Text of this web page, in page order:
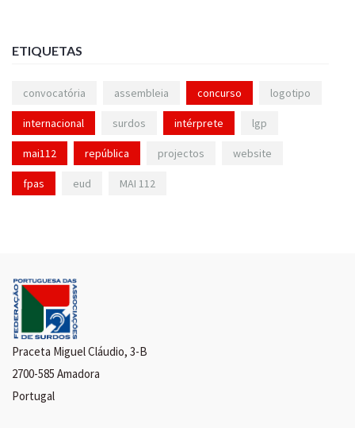
ETIQUETAS
convocatória assembleia concurso logotipo
internacional surdos intérprete lgp
mai112 república projectos website
fpas eud MAI 112
Praceta Miguel Cláudio, 3-B
2700-585 Amadora
Portugal